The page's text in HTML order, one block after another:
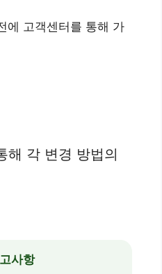
에 고객센터를 통해 가
해 각 변경 방법의
사항